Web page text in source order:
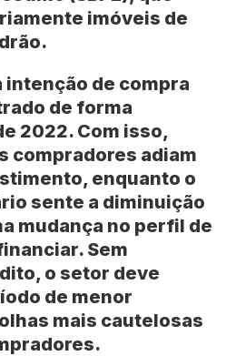
imóveis de
intenção de compra
de forma
2022. Com isso,
compradores adiam
enquanto o
sente a diminuição
mudança no perfil de
Sem
o setor deve
de menor
mais cautelosas